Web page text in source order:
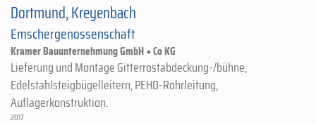
Dortmund, Kreyenbach
Emschergenossenschaft
Kramer Bauunternehmung GmbH + Co KG
Lieferung und Montage Gitterrostabdeckung-/bühne,
Edelstahlsteigbügelleitern, PEHD-Rohrleitung,
Auflagerkonstruktion.
2017